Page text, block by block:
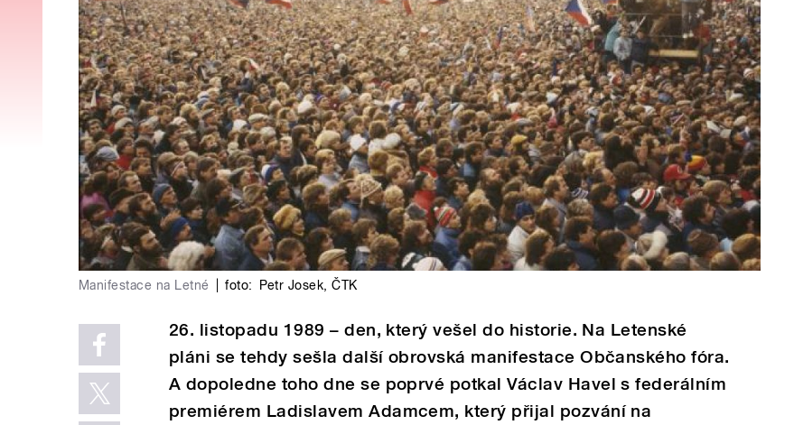
Manifestace na Letné foto: Petr Josek,ČTK
26. listopadu 1989 – den, který vešel do historie. Na Letenské
pláni se tehdy sešla další obrovská manifestace Občanského fóra.
A dopoledne toho dne se poprvé potkal Václav Havel s federálním
premiérem Ladislavem Adamcem, který přijal pozvání na